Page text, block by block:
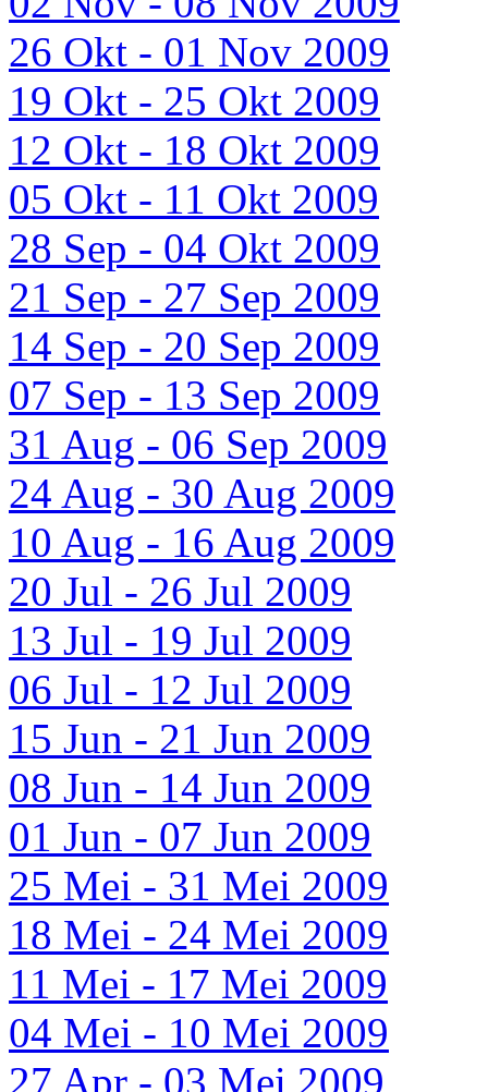
26 Okt - 01 Nov 2009
19 Okt - 25 Okt 2009
12 Okt - 18 Okt 2009
05 Okt - 11 Okt 2009
28 Sep - 04 Okt 2009
21 Sep - 27 Sep 2009
14 Sep - 20 Sep 2009
07 Sep - 13 Sep 2009
31 Aug - 06 Sep 2009
24 Aug - 30 Aug 2009
10 Aug - 16 Aug 2009
20 Jul - 26 Jul 2009
13 Jul - 19 Jul 2009
06 Jul - 12 Jul 2009
15 Jun - 21 Jun 2009
08 Jun - 14 Jun 2009
01 Jun - 07 Jun 2009
25 Mei - 31 Mei 2009
18 Mei - 24 Mei 2009
11 Mei - 17 Mei 2009
04 Mei - 10 Mei 2009
27 Apr - 03 Mei 2009